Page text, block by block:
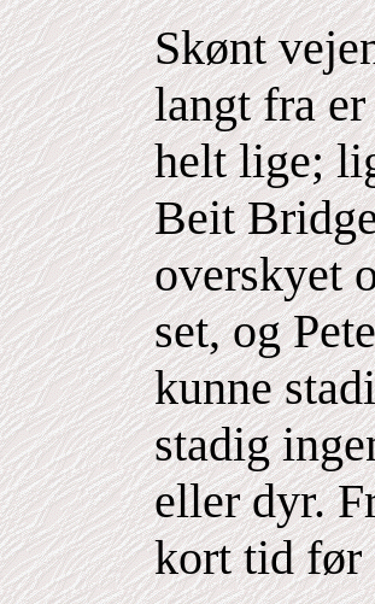
Skønt
langt fra
helt lige;
Beit
overskyet
set, og
kunne
stadig
eller dyr.
kort tid før